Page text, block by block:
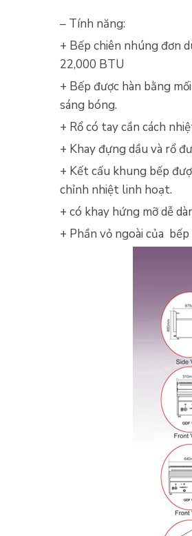
– Tính năng:
+ Bếp chiên nhúng đơn
22,000 BTU
+ Bếp được hàn bằng
sáng bóng.
+ Rổ có tay cần cách
+ Khay đựng dầu và rổ
+ Kết cấu khung bếp
chỉnh nhiệt linh hoạt.
+ có khay hứng mỡ dễ
+ Phần vỏ ngoài của